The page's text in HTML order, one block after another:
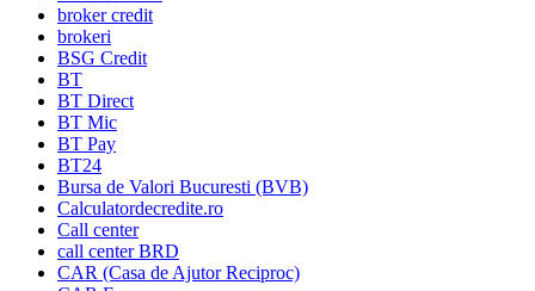
broker credit
brokeri
BSG Credit
BT
BT Direct
BT Mic
BT Pay
BT24
Bursa de Valori Bucuresti (BVB)
Calculatordecredite.ro
Call center
call center BRD
CAR (Casa de Ajutor Reciproc)